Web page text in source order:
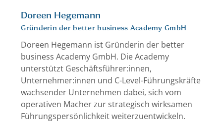
Doreen Hegemann
Gründerin der better business Academy GmbH
Doreen Hegemann ist Gründerin der better
business Academy GmbH. Die Academy
unterstützt Geschäftsführer:innen,
Unternehmer:innen und C-Level-Führungskräfte
wachsender Unternehmen dabei, sich vom
operativen Macher zur strategisch wirksamen
Führungspersönlichkeit weiterzuentwickeln.